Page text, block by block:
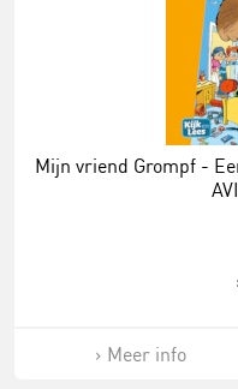
Mijn vriend Grompf -
Meer info